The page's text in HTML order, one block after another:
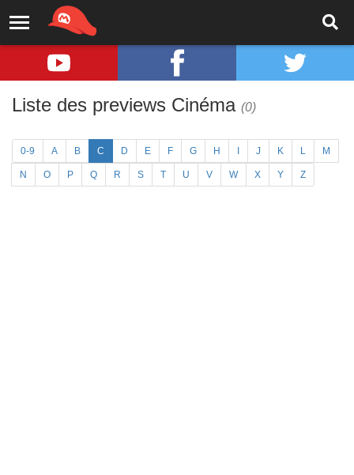
Liste des previews Cinéma (0)
0-9 A B C D E F G H J K L M
N O P Q R S T U V W X Y Z